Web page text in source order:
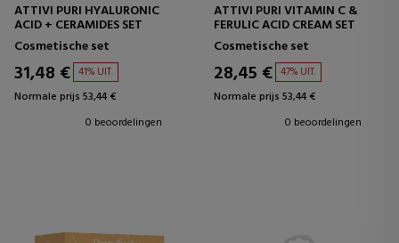
ATTIVI PURI HYALURONIC
ACID + CERAMIDES SET
Cosmetische set
31,48 € 41% UIT.
Normale prijs 53,44 €
0 beoordelingen
ATTIVI PURI VITAMIN C &
FERULIC ACID CREAM SET
Cosmetische set
28,45 € 47% UIT.
Normale prijs 53,44 €
0 beoordelingen